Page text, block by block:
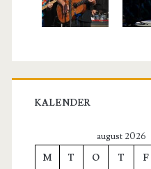
KALENDER
august 2026
M
T O T F